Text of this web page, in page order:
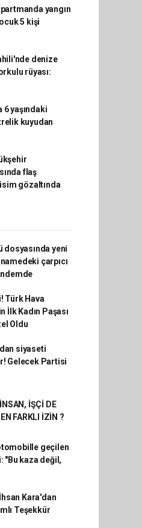
yangın
5 kişi
denize
rüyası:
6 yaşındaki
kuyudan
flaş
gözaltında
dosyasında yeni
çarpıcı
Türk Hava
İlk Kadın Paşası
Oldu
siyaseti
Gelecek Partisi
İŞÇİ DE
FARKLI İZİN ?
geçilen
"Bu kaza değil,
Kara'dan
Teşekkür